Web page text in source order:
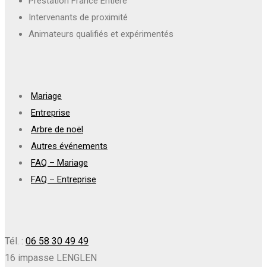
Intervenants de proximité
Animateurs qualifiés et expérimentés
Mariage
Entreprise
Arbre de noël
Autres événements
FAQ – Mariage
FAQ – Entreprise
Tél. : 06 58 30 49 49
16 impasse LENGLEN